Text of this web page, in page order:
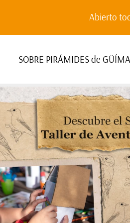
Abierto
SOBRE PIRÁMIDES de